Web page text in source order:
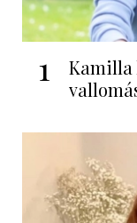
1
Kamilla